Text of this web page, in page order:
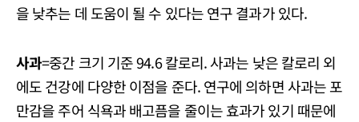
을 낮추는 데 도움이 될 수 있다는 연구 결과가 있다.
사과=중간 크기 기준 94.6 칼로리. 사과는 낮은 칼로리 외
에도 건강에 다양한 이점을 준다. 연구에 의하면 사과는 포
만감을 주어 식욕과 배고픔을 줄이는 효과가 있기 때문에